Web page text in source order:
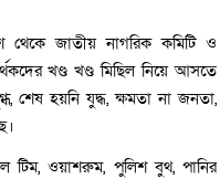
জাতীয় নাগরিক কমিটি ও
খণ্ড খণ্ড মিছিল নিয়ে আসতে
শেষ হয়নি যুদ্ধ, ক্ষমতা না জনতা,
টিম, ওয়াশরুম, পুলিশ বুথ, পানির